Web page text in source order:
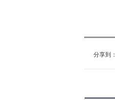
分享到：